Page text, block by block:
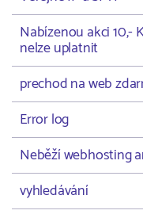
Nabízenou akci 10,-
nelze uplatnit
prechod na web
Error log
Neběží webhosting
vyhledávání